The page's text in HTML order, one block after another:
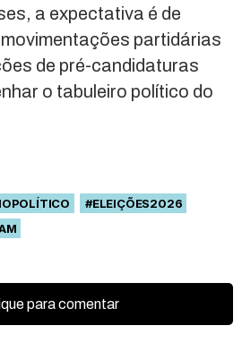
a expectativa é de
partidárias
de pré-candidaturas
o tabuleiro político do
#ELEIÇÕES2026
para comentar